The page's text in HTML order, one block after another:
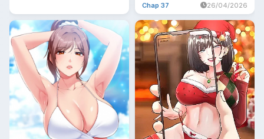
Chap 37 26/04/2026